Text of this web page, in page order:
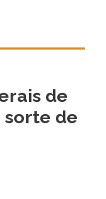
de
sorte de